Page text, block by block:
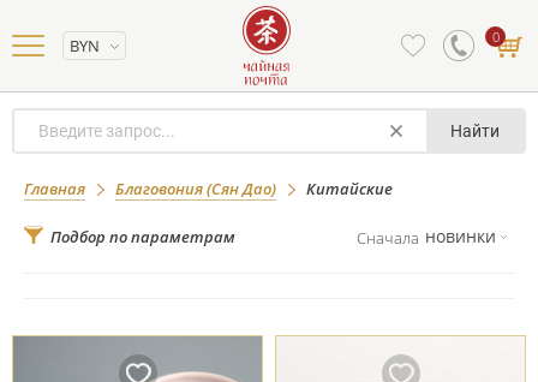
BYN 0
Найти
Главная Благовония (Сян Дао) Китайские
Китайские
Подбор по параметрам Сначала новинки